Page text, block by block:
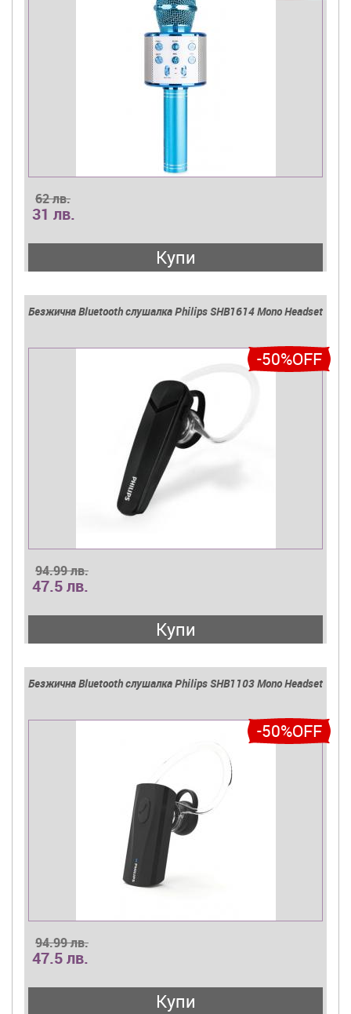
62 лв.
31 лв.
Купи
Безжична Bluetooth слушалка Philips SHB1614 Mono Headset
-50%OFF
94.99 лв.
47.5 лв.
Купи
Безжична Bluetooth слушалка Philips SHB1103 Mono Headset
-50%OFF
94.99 лв.
47.5 лв.
Купи